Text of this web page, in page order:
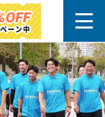
OFF
ーン中